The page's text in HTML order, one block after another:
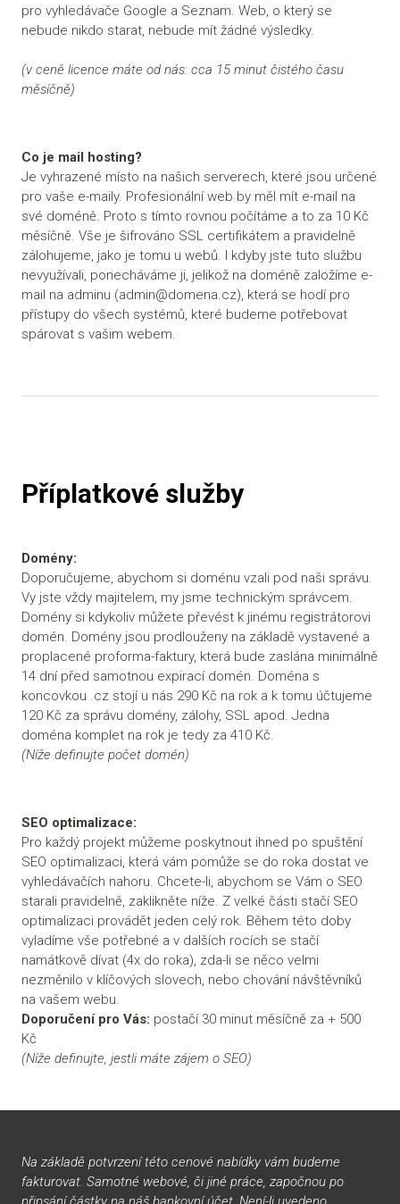
pro vyhledávače Google a Seznam. Web, o který se
nebude nikdo starat, nebude mít žádné výsledky.
(v ceně licence máte od nás: cca 15 minut čistého času
měsíčně)
Co je mail hosting?
Je vyhrazené místo na našich serverech, které jsou určené
pro vaše e-maily. Profesionální web by měl mít e-mail na
své doméně. Proto s tímto rovnou počítáme a to za 10 Kč
měsíčně. Vše je šifrováno SSL certifikátem a pravidelně
zálohujeme, jako je tomu u webů. I kdyby jste tuto službu
nevyužívali, ponecháváme ji, jelikož na doméně založíme e-
mail na adminu (admin@domena.cz), která se hodí pro
přístupy do všech systémů, které budeme potřebovat
spárovat s vašim webem.
Příplatkové služby
Domény:
Doporučujeme, abychom si doménu vzali pod naši správu.
Vy jste vždy majitelem, my jsme technickým správcem.
Domény si kdykoliv můžete převést k jinému registrátorovi
domén. Domény jsou prodlouženy na základě vystavené a
proplacené proforma-faktury, která bude zaslána minimálně
14 dní před samotnou expirací domén. Doména s
koncovkou .cz stojí u nás 290 Kč na rok a k tomu účtujeme
120 Kč za správu domény, zálohy, SSL apod. Jedna
doména komplet na rok je tedy za 410 Kč.
(Níže definujte počet domén)
SEO optimalizace:
Pro každý projekt můžeme poskytnout ihned po spuštění
SEO optimalizaci, která vám pomůže se do roka dostat ve
vyhledávačích nahoru. Chcete-li, abychom se Vám o SEO
starali pravidelně, zaklikněte níže. Z velké části stačí SEO
optimalizaci provádět jeden celý rok. Během této doby
vyladíme vše potřebné a v dalších rocích se stačí
namátkově dívat (4x do roka), zda-li se něco velmi
nezměnilo v klíčových slovech, nebo chování návštěvníků
na vašem webu.
Doporučení pro Vás: postačí 30 minut měsíčně za + 500
Kč
(Níže definujte, jestli máte zájem o SEO)
Na základě potvrzení této cenové nabídky vám budeme
fakturovat. Samotné webové, či jiné práce, započnou po